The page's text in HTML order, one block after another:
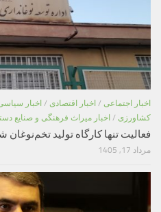
اخبار اجتماعی / اخبار اقتصادی / اخبار
کشاورزی / اخبار میراث فرهنگی و صنایع
فعالیت تنها کارگاه تولید
مرداد 17, 1405